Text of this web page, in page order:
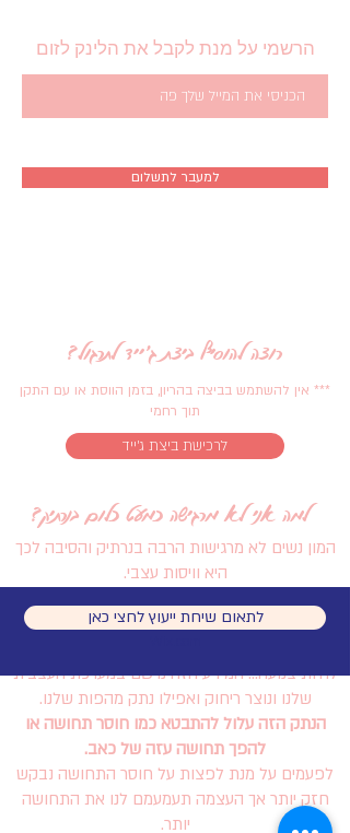
הרשמי על מנת לקבל את הלינק לזום
למעבר לתשלום
רוצה להוסיף ביצת ג׳ייד לתרגול?
*** אין להשתמש בביצה בהריון, בזמן הווסת או עם התקן
תוך רחמי
לרכישת ביצת ג׳ייד
למה אני לא מרגישה כמעט כלום בנרתיק?
המון נשים לא מרגישות הרבה בנרתיק והסיבה לכך
היא וויסות עצבי.
״שזה מביך״, כאשר אוננות מבויישת, כאשר להיות
להיות צנועה... המידע הזה נרשם במערכת העצבית
שלנו ונוצר ריחוק ואפילו נתק מהפות שלנו.
הנתק הזה עלול להתבטא כמו חוסר תחושה או
להפך תחושה עזה של כאב.
לפעמים על מנת לפצות על חוסר התחושה נבקש
חזק יותר אך העצמה תעמעמם לנו את התחושה
יותר.
© 2023 by Sandra Fisher. Proudly created with
לתאום שיחת ייעוץ לחצי כאן